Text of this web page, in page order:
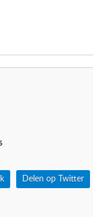
Delen op Twitter